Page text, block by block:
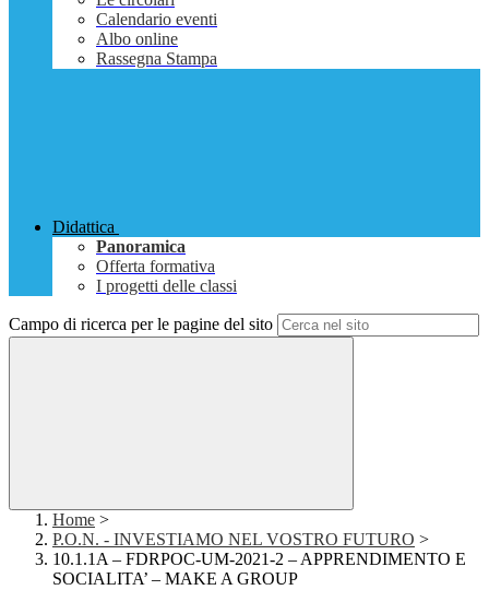
Calendario eventi
Albo online
Rassegna Stampa
Didattica
Panoramica
Offerta formativa
I progetti delle classi
Campo di ricerca per le pagine del sito
Home >
P.O.N. - INVESTIAMO NEL VOSTRO FUTURO >
10.1.1A – FDRPOC-UM-2021-2 – APPRENDIMENTO E
SOCIALITA’ – MAKE A GROUP